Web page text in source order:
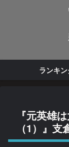
ランキ
『元英雄
（1）』